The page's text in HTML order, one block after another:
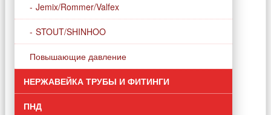
Jemix/Rommer/Valfex
STOUT/SHINHOO
Повышающие давление
НЕРЖАВЕЙКА ТРУБЫ И ФИТИНГИ
ПНД